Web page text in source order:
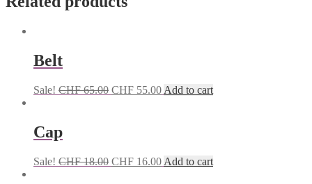
Belt
Sale! CHF65.00 CHF 55.00 Add to cart
Cap
Sale! CHF18.00 CHF 16.00 Add to cart